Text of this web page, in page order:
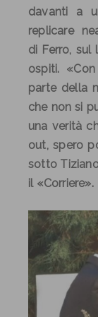
davanti a
replicare
di Ferro, sul
ospiti.
parte della
che non si
una verità
out, spero
sotto
il «Corriere».